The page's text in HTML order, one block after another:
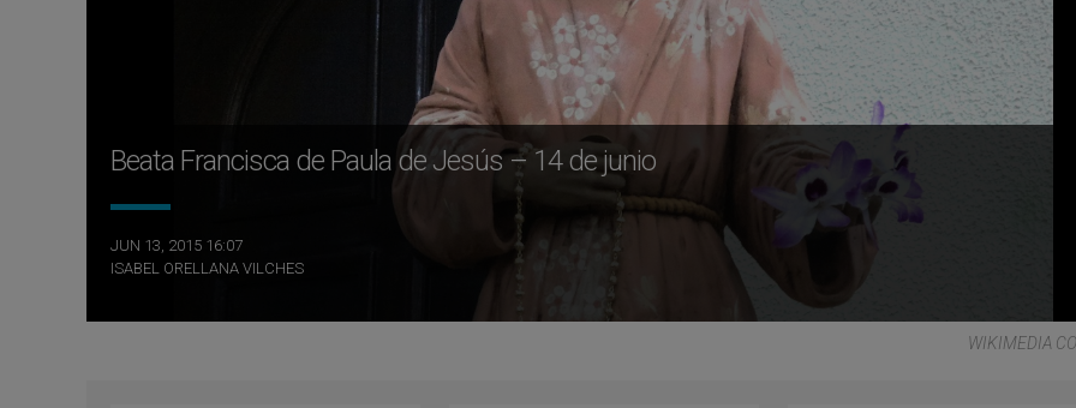
Beata Francisca de Paula de Jesús – 14 de junio
JUN 13, 2015 16:07
ISABEL ORELLANA VILCHES
WIKIMEDIA